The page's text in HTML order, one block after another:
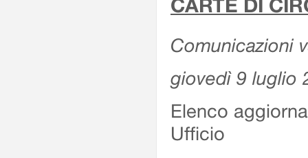
CARTE DI
Comunicazioni
giovedì 9 luglio
Elenco
Ufficio